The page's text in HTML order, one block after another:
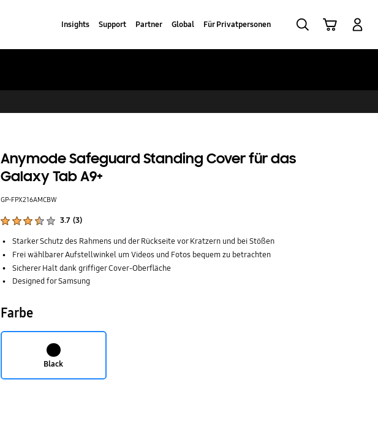
Insights Support Partner Global Für Privatpersonen
Anymode Safeguard Standing Cover für das
Galaxy Tab A9+
GP-FPX216AMCBW
3.7 (3)
Starker Schutz des Rahmens und der Rückseite vor Kratzern und bei Stößen
Frei wählbarer Aufstellwinkel um Videos und Fotos bequem zu betrachten
Sicherer Halt dank griffiger Cover-Oberfläche
Designed for Samsung
Farbe
Black